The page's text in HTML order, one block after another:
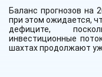
Баланс прогнозов на
при этом ожидается,
дефиците,
инвестиционные
шахтах продолжают